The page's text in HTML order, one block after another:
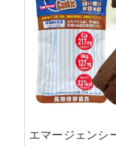
エマージェンシ